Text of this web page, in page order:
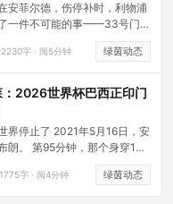
安菲尔德，伤停补时，利物浦
一件不可能的事——33号门将
区，接科纳特的角球，用头球
杀。
2230字 · 阅5分钟 绿茵动态
2026世界杯巴西正印门
界停止了 2021年5月16日，安
朗。 第95分钟，那个身穿1号
禁区——他不是前锋，他是门
，然后转身狂奔，哭了出来。
世。那个进球让利物浦保住了
1775字 · 阅4分钟 绿茵动态